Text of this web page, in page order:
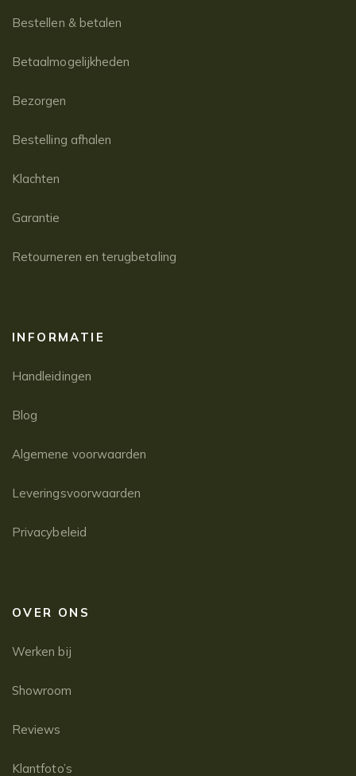
Bestellen & betalen
Betaalmogelijkheden
Bezorgen
Bestelling afhalen
Klachten
Garantie
Retourneren en terugbetaling
INFORMATIE
Handleidingen
Blog
Algemene voorwaarden
Leveringsvoorwaarden
Privacybeleid
OVER ONS
Werken bij
Showroom
Reviews
Klantfoto’s